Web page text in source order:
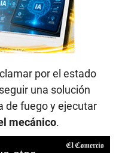
por el estado
una solución
de fuego y ejecutar
mecánico.